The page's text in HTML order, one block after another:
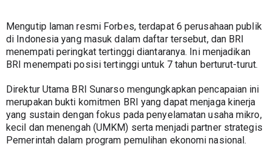
Mengutip laman resmi Forbes, terdapat 6 perusahaan publik
di Indonesia yang masuk dalam daftar tersebut, dan BRI
menempati peringkat tertinggi diantaranya. Ini menjadikan
BRI menempati posisi tertinggi untuk 7 tahun berturut-turut.
Direktur Utama BRI Sunarso mengungkapkan pencapaian ini
merupakan bukti komitmen BRI yang dapat menjaga kinerja
yang sustain dengan fokus pada penyelamatan usaha mikro,
kecil dan menengah (UMKM) serta menjadi partner strategis
Pemerintah dalam program pemulihan ekonomi nasional.